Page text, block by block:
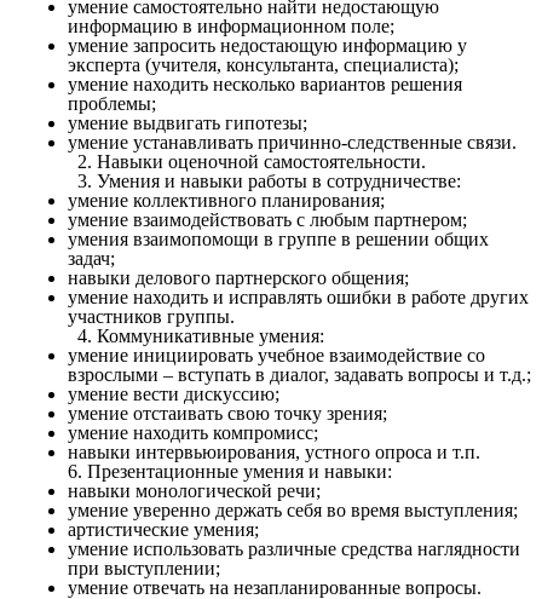
умение самостоятельно найти недостающую
информацию в информационном поле;
умение запросить недостающую информацию у
эксперта (учителя, консультанта, специалиста);
умение находить несколько вариантов решения
проблемы;
умение выдвигать гипотезы;
умение устанавливать причинно-следственные связи.
Навыки оценочной самостоятельности.
Умения и навыки работы в сотрудничестве:
умение коллективного планирования;
умение взаимодействовать с любым партнером;
умения взаимопомощи в группе в решении общих
задач;
навыки делового партнерского общения;
умение находить и исправлять ошибки в работе других
участников группы.
Коммуникативные умения:
умение инициировать учебное взаимодействие со
взрослыми – вступать в диалог, задавать вопросы и т.д.;
умение вести дискуссию;
умение отстаивать свою точку зрения;
умение находить компромисс;
навыки интервьюирования, устного опроса и т.п.
6. Презентационные умения и навыки:
навыки монологической речи;
умение уверенно держать себя во время выступления;
артистические умения;
умение использовать различные средства наглядности
при выступлении;
умение отвечать на незапланированные вопросы.